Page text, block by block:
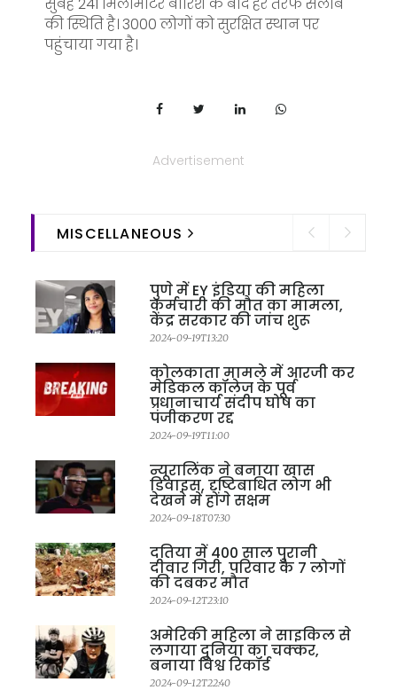
की स्थिति है। 3000 लोगों को सुरक्षित स्थान पर
पहुंचाया गया है।
Advertisement
MISCELLANEOUS
पुणे में EY इंडिया की महिला
कर्मचारी की मौत का मामला,
केंद्र सरकार की जांच शुरू
2024-09-19T13:20
कोलकाता मामले में आरजी कर
मेडिकल कॉलेज के पूर्व
प्रधानाचार्य संदीप घोष का
पंजीकरण रद्द
2024-09-19T11:00
न्यूरालिंक ने बनाया खास
डिवाइस, दृष्टिबाधित लोग भी
देखने में होंगे सक्षम
2024-09-18T07:30
दतिया में 400 साल पुरानी
दीवार गिरी, परिवार के 7 लोगों
की दबकर मौत
2024-09-12T23:10
अमेरिकी महिला ने साइकिल से
लगाया दुनिया का चक्कर,
बनाया विश्व रिकॉर्ड
2024-09-12T22:40